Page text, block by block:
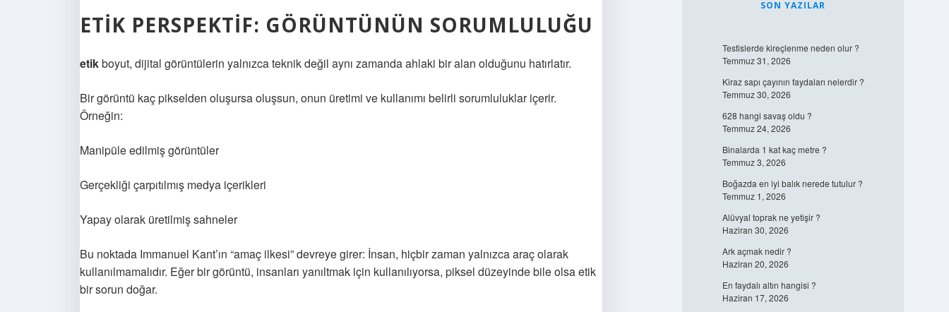
ETIK PERSPEKTIF: GÖRÜNTÜNÜN SORUMLULUĞU
etikboyut, dijital görüntülerin yalnızca teknik değil aynı zamanda ahlaki bir alan olduğunu hatırlatır.
Bir görüntü kaç pikselden oluşursa oluşsun, onun üretimi ve kullanımı belirli sorumluluklar içerir.
Örneğin:
Manipüle edilmiş görüntüler
Gerçekliği çarpıtılmış medya içerikleri
Yapay olarak üretilmiş sahneler
Bu noktada Immanuel Kant’ın “amaç ilkesi” devreye girer: İnsan, hiçbir zaman yalnızca araç olarak
kullanılmamalıdır. Eğer bir görüntü, insanları yanıltmak için kullanılıyorsa, piksel düzeyinde bile olsa etik
bir sorun doğar.
SON YAZILAR
Testislerde kireçlenme neden olur ?
Temmuz 31, 2026
Kiraz sapı çayının faydaları nelerdir ?
Temmuz 30, 2026
628 hangi savaş oldu ?
Temmuz 24, 2026
Binalarda 1 kat kaç metre ?
Temmuz 3, 2026
Boğazda en iyi balık nerede tutulur ?
Temmuz 1, 2026
Alüvyal toprak ne yetişir ?
Haziran 30, 2026
Ark açmak nedir ?
Haziran 20, 2026
En faydalı altın hangisi ?
Haziran 17, 2026